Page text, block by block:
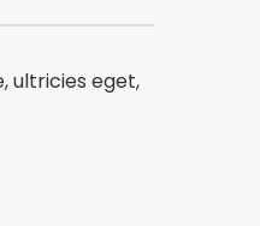
ultricies eget,